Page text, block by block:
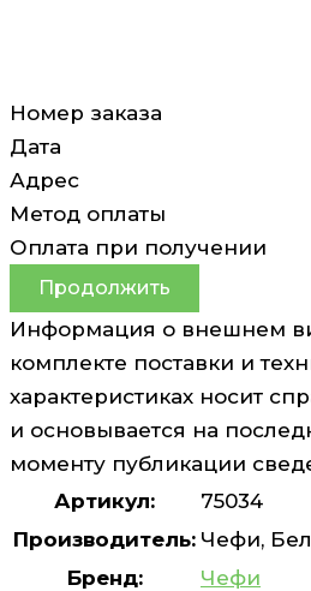
Номер заказа
Дата
Адрес
Метод оплаты
Оплата при получении
Продолжить
Информация о внешнем
комплекте поставки и
характеристиках носит
и основывается на
моменту публикации
Артикул:
75034
Производитель: Чeфи,
Бренд:
Чефи